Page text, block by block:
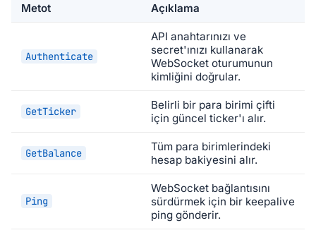
Metot Açıklama
Authenticate
API anahtarınızı ve
secret'ınızı kullanarak
WebSocket oturumunun
kimliğini doğrular.
GetTicker
Belirli bir para birimi çifti
için güncel ticker'ı alır.
GetBalance
Tüm para birimlerindeki
hesap bakiyesini alır.
Ping
WebSocket bağlantısını
sürdürmek için bir keepalive
ping gönderir.